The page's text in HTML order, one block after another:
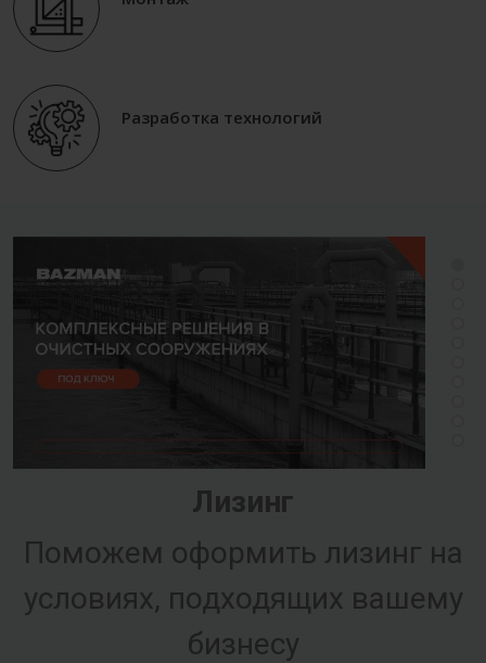
Разработка технологий
Лизинг
Поможем оформить лизинг на
условиях, подходящих вашему
бизнесу